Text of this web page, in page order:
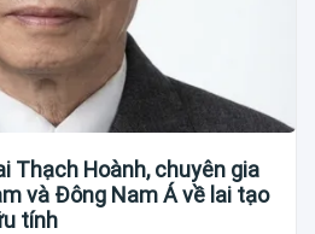
Thạch Hoành, chuyên gia
và Đông Nam Á về lai tạo
tính